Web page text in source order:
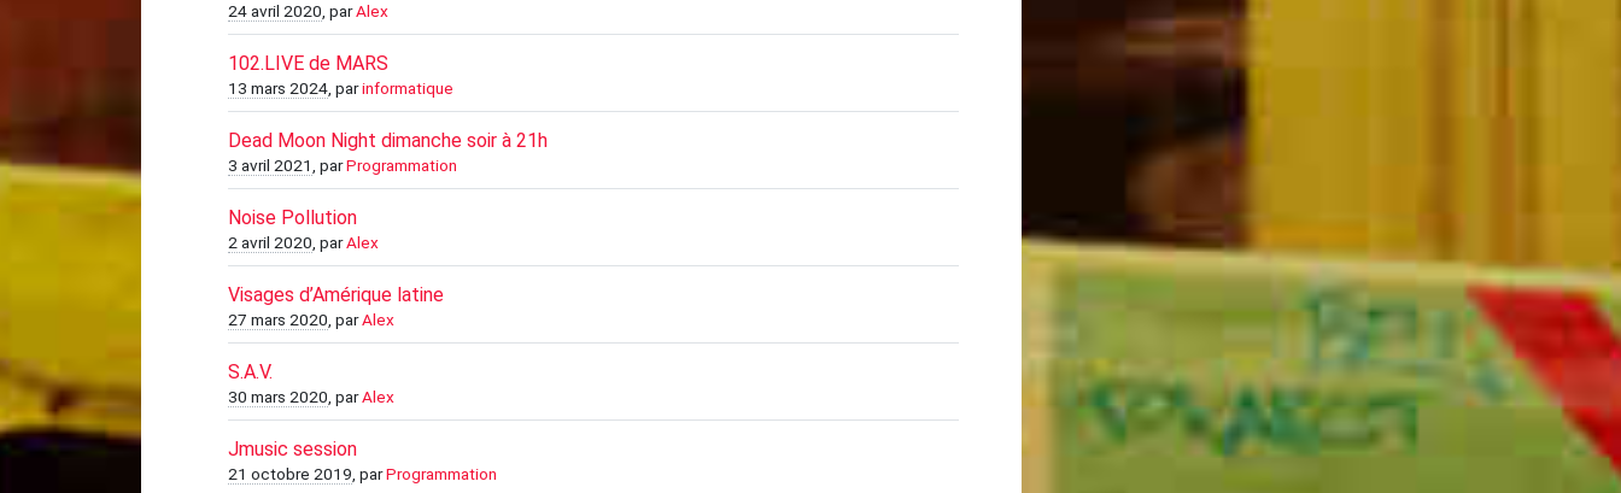
24 avril 2020 , parAlex
102.LIVE de MARS
13 mars 2024 , parinformatique
Dead Moon Night dimanche soir à 21h
3 avril 2021 , parProgrammation
Noise Pollution
2 avril 2020 , parAlex
Visages d’Amérique latine
27 mars 2020 , parAlex
S.A.V.
30 mars 2020 , parAlex
Jmusic session
21 octobre 2019 , parProgrammation